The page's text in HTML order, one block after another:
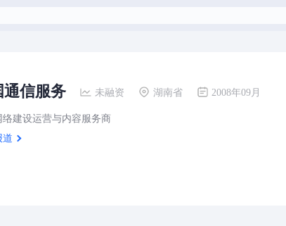
通信服务 未融资 湖南省 2008年09月
建设运营与内容服务商